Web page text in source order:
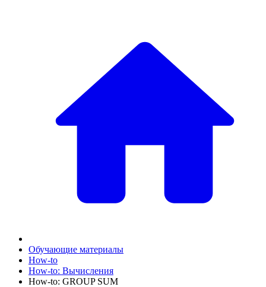
Обучающие материалы
How-to
How-to: Вычисления
How-to: GROUP SUM